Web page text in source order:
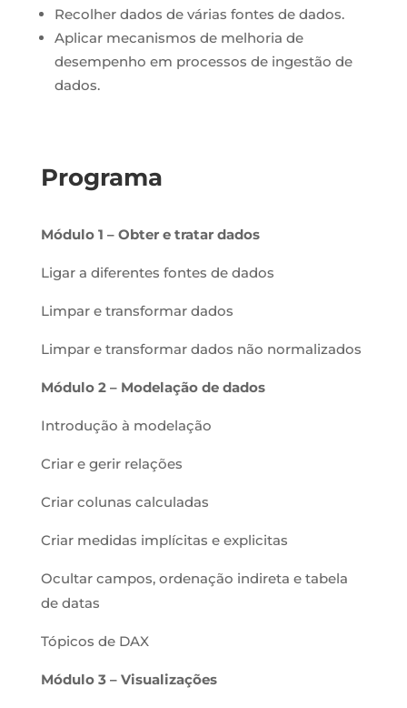
Recolher dados de várias fontes de dados.
Aplicar mecanismos de melhoria de
desempenho em processos de ingestão de
dados.
Programa
Módulo 1 – Obter e tratar dados
Ligar a diferentes fontes de dados
Limpar e transformar dados
Limpar e transformar dados não normalizados
Módulo 2 – Modelação de dados
Introdução à modelação
Criar e gerir relações
Criar colunas calculadas
Criar medidas implícitas e explicitas
Ocultar campos, ordenação indireta e tabela
de datas
Tópicos de DAX
Módulo 3 – Visualizações